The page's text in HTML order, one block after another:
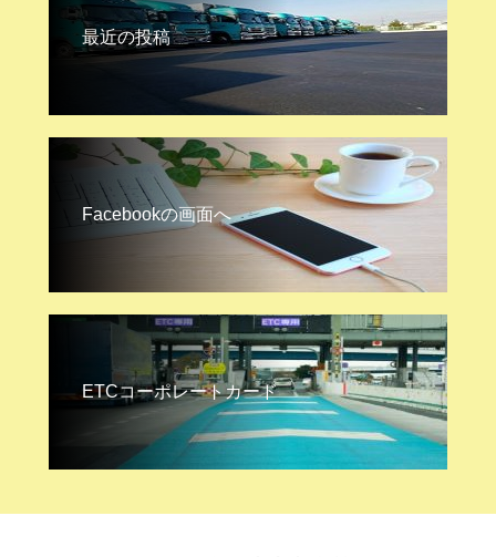
最近の投稿
Facebookの画面へ
ETCコーポレートカード